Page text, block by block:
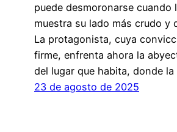
puede desmoronarse cuando
muestra su lado más crudo y
La protagonista, cuya
firme, enfrenta ahora la
del lugar que habita, donde
23 de agosto de 2025